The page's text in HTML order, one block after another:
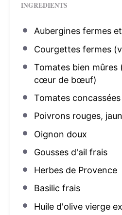
INGREDIENTS
Aubergines fermes
Courgettes fermes
Tomates bien mûres
cœur de bœuf)
Tomates
Poivrons rouges,
Oignon doux
Gousses d'ail frais
Herbes de Provence
Basilic frais
Huile d'olive vierge